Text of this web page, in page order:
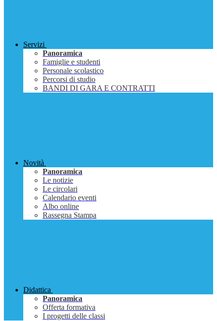
Servizi
Panoramica
Famiglie e studenti
Personale scolastico
Percorsi di studio
BANDI DI GARA E CONTRATTI
Novità
Panoramica
Le notizie
Le circolari
Calendario eventi
Albo online
Rassegna Stampa
Didattica
Panoramica
Offerta formativa
I progetti delle classi